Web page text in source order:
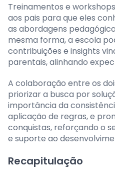
Treinamentos e
aos pais para que eles
as abordagens
mesma forma, a escola
contribuições e insights
parentais, alinhando
A colaboração entre os
priorizar a busca por
importância da
aplicação de regras, e
conquistas, reforçando o
e suporte ao
Recapitulação